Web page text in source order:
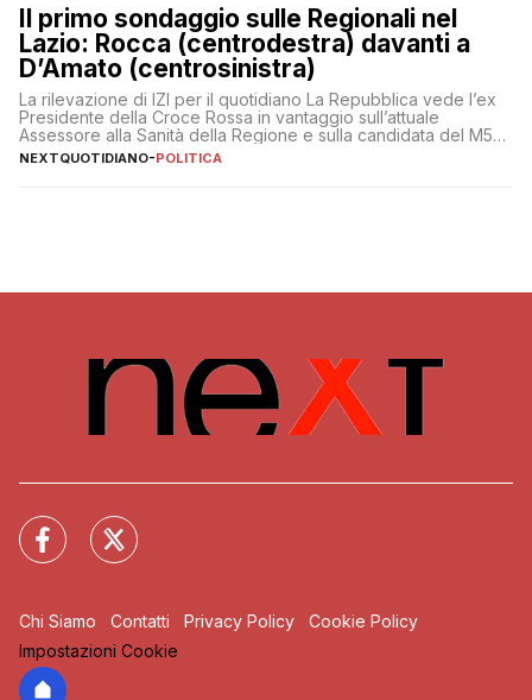
Il primo sondaggio sulle Regionali nel
Lazio: Rocca (centrodestra) davanti a
D’Amato (centrosinistra)
La rilevazione di IZI per il quotidiano La Repubblica vede l’ex
Presidente della Croce Rossa in vantaggio sull’attuale
Assessore alla Sanità della Regione e sulla candidata del M5S
Donatella Bianchi
NEXTQUOTIDIANO-POLITICA
Chi Siamo Contatti Privacy Policy
Cookie Policy
Impostazioni Cookie